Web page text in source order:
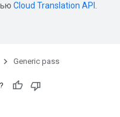
Cloud Translation API
Generic pass